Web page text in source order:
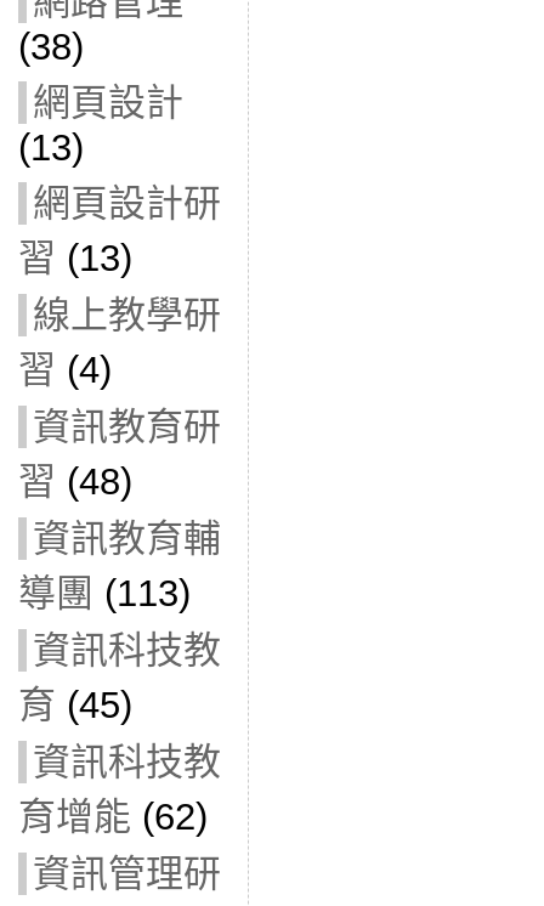
(38)
網頁設計
(13)
網頁設計研
習 (13)
線上教學研
習 (4)
資訊教育研
習 (48)
資訊教育輔
導團 (113)
資訊科技教
育 (45)
資訊科技教
育增能 (62)
資訊管理研